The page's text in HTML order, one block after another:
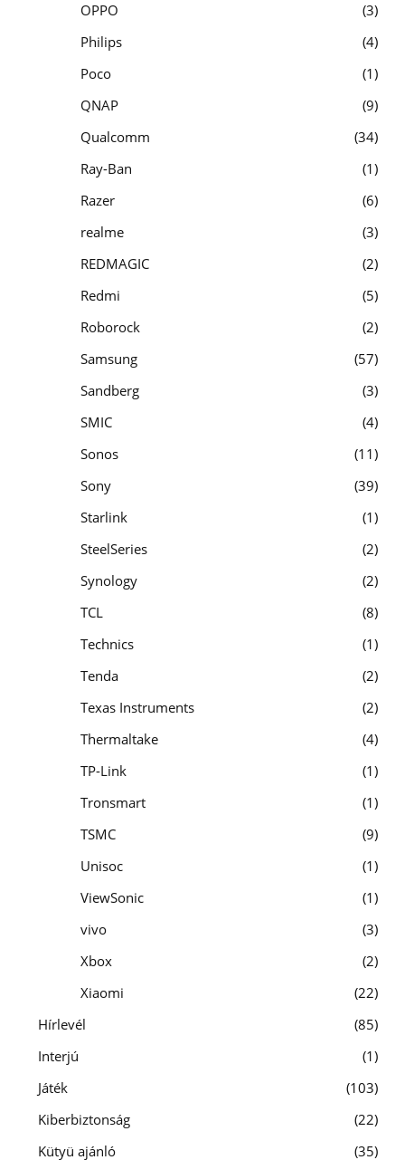
OPPO
3
Philips
4
Poco
1
QNAP
9
Qualcomm
34
Ray-Ban
1
Razer
6
realme
3
REDMAGIC
2
Redmi
5
Roborock
2
Samsung
57
Sandberg
3
SMIC
4
Sonos
11
Sony
39
Starlink
1
SteelSeries
2
Synology
2
TCL
8
Technics
1
Tenda
2
Texas Instruments
2
Thermaltake
4
TP-Link
1
Tronsmart
1
TSMC
9
Unisoc
1
ViewSonic
1
vivo
3
Xbox
2
Xiaomi
22
Hírlevél
85
Interjú
1
Játék
103
Kiberbiztonság
22
Kütyü ajánló
35